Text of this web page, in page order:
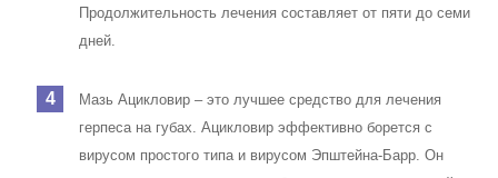
Продолжительность лечения составляет от пяти до семи
дней.
Мазь Ацикловир – это лучшее средство для лечения
герпеса на губах. Ацикловир эффективно борется с
вирусом простого типа и вирусом Эпштейна-Барр. Он